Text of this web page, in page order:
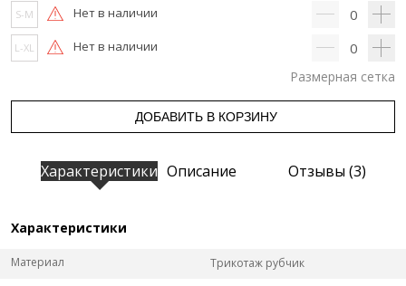
S-M Нет в наличии 0
L-XL Нет в наличии 0
Размерная сетка
ДОБАВИТЬ В КОРЗИНУ
Характеристики Описание Отзывы (3)
Характеристики
Материал
Трикотаж рубчик